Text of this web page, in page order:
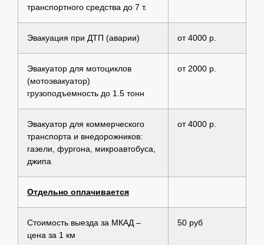
транспортного средства до 7 т.
Эвакуация при ДТП (аварии) от 4000 р.
Эвакуатор для мотоциклов
(мотоэвакуатор)
грузоподъемность до 1.5 тонн
от 2000 р.
Эвакуатор для коммерческого
транспорта и внедорожников:
газели, фургона, микроавтобуса,
джипа
от 4000 р.
Отдельно оплачивается
Стоимость выезда за МКАД –
цена за 1 км
50 руб